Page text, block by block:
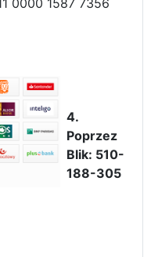
0000 1587 7356
4.
Poprzez
Blik: 510-
188-305